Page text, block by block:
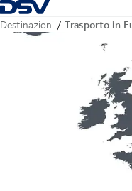
Torna alla pagina
Destinazioni Trasporto in